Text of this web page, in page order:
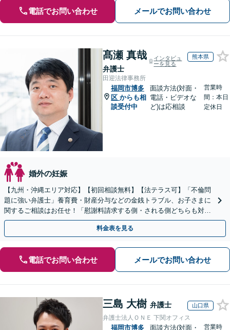
電話でお問い合わせ メールでお問い合わせ
髙瀬 真哉
弁護士
インタビュ
ーを見る
熊本県
田迎法律事務所
福岡市博多
区 からも相
談受付中
面談方法(対面・
電話・ビデオな
ど)は応相談
営業時
間：本日
定休日
婚外の妊娠
【九州・沖縄エリア対応】【初回相談無料】【法テラス可】「不倫問
題に強い弁護士」養育費・財産分与などの金銭トラブル、お子さまに
関するご相談はお任せ！「慰謝料請求する側・される側どちらも対応
可」【子連れ相談可】【休日・夜間相談可】【駐車場あり】
料金表を見る
電話でお問い合わせ メールでお問い合わせ
三島 大樹 弁護士 山口県
弁護士法人ＯＮＥ 下関オフィス
福岡市博多
面談方法(対面・
営業時